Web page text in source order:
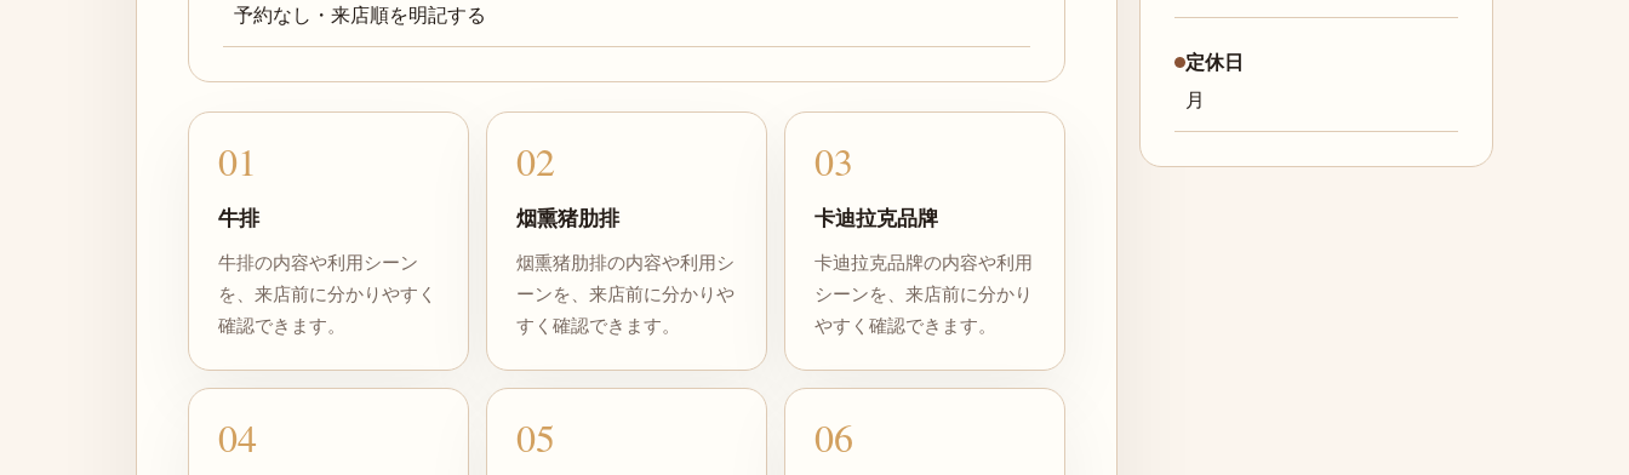
予約なし・来店順を明記する
01
牛排
牛排の内容や利用シーン
を、来店前に分かりやすく
確認できます。
02
烟熏猪肋排
烟熏猪肋排の内容や利用シ
ーンを、来店前に分かりや
すく確認できます。
03
卡迪拉克品牌
卡迪拉克品牌の内容や利用
シーンを、来店前に分かり
やすく確認できます。
04 05 06
定休日
月